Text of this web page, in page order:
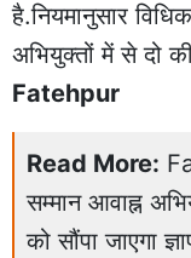
है.नियमानुसार
अभियुक्तों में से दो
Fatehpur
Read More:
सम्मान आवाह्न
को सौंपा जाएगा